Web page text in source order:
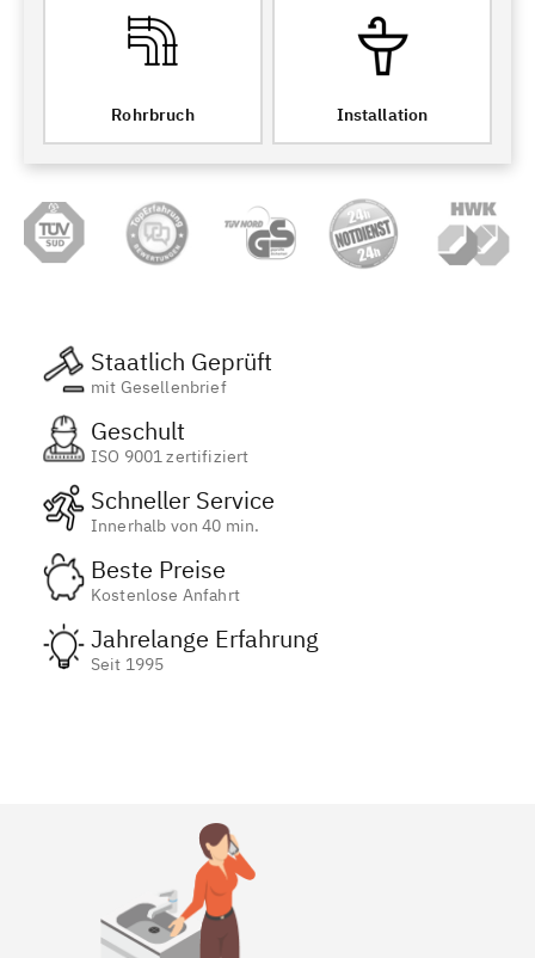
Rohrbruch Installation
Staatlich Geprüft
mit Gesellenbrief
Geschult
ISO 9001 zertifiziert
Schneller Service
Innerhalb von 40 min.
Beste Preise
Kostenlose Anfahrt
Jahrelange Erfahrung
Seit 1995